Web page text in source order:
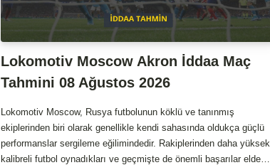
Lokomotiv Moscow Akron İddaa Maç
Tahmini 08 Ağustos 2026
Lokomotiv Moscow, Rusya futbolunun köklü ve tanınmış
ekiplerinden biri olarak genellikle kendi sahasında oldukça güçlü
performanslar sergileme eğilimindedir. Rakiplerinden daha yüksek
kalibreli futbol oynadıkları ve geçmişte de önemli başarılar elde